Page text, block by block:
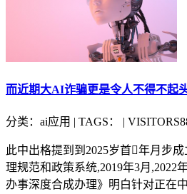
而近期大AI诈骗更是令人不得不起
分类：ai应用 | TAGS： |
此中出格提到到2025岁首年月步
理规范和政策系统,2019年3月,2022
办事深度合成办理》明白针对正在